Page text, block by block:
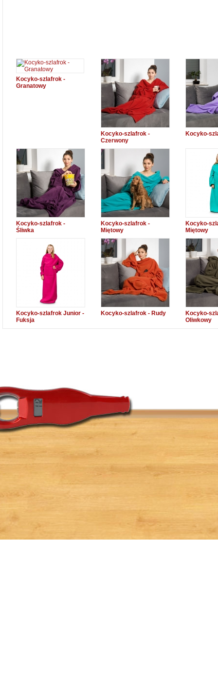
Kocyko-szlafrok -
Granatowy
Kocyko-szlafrok -
Czerwony
Kocyko-
Kocyko-szlafrok -
Śliwka
Kocyko-szlafrok -
Miętowy
Kocyko-
Miętowy
Kocyko-szlafrok Junior -
Fuksja
Kocyko-szlafrok - Rudy
Kocyko-
Oliwkowy